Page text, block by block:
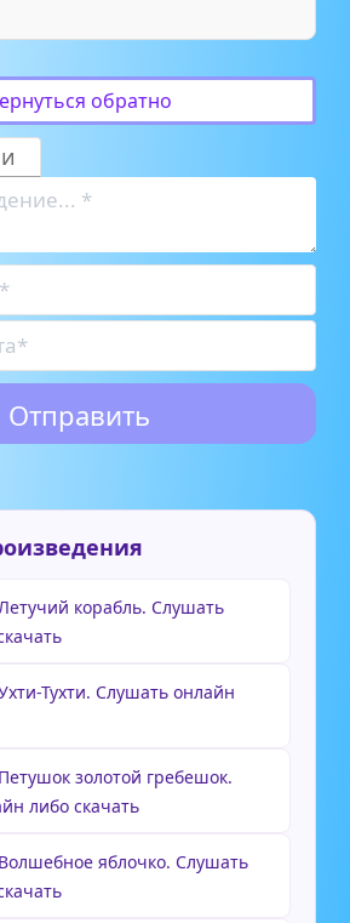
обратно
корабль. Слушать
Тухти. Слушать онлайн
золотой гребешок.
либо скачать
яблочко. Слушать